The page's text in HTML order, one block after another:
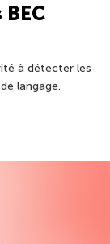
à détecter les
langage.